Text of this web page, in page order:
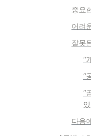
중요
어려
잘못
“
“
“
다음